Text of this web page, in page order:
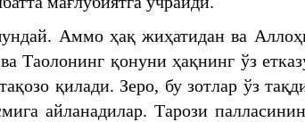
Аммо ҳақ жиҳатидан ва
Таолонинг қонуни ҳақнинг ўз
қилади. Зеро, бу зотлар ўз
айланадилар. Тарози